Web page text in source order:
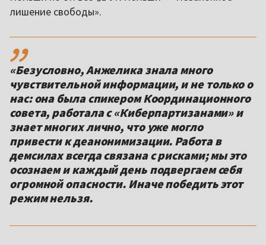
лишение свободы».
,,
«Безусловно, Анжелика знала много
чувствительной информации, и не только о
нас: она была спикером Координационного
совета, работала с «Киберпартизанами» и
знает многих лично, что уже могло
привести к деанонимизации. Работа в
демсилах всегда связана с рисками; мы это
осознаем и каждый день подвергаем себя
огромной опасности. Иначе победить этот
режим нельзя.